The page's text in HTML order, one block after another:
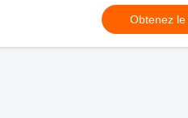
Obtenez